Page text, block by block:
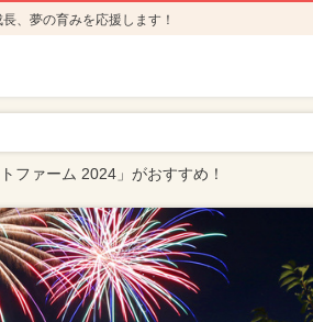
、夢の育みを応援します！
ファーム 2024」がおすすめ！